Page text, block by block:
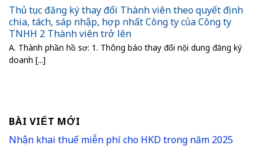
Thủ tục đăng ký thay đổi Thành viên theo quyết định
chia, tách, sáp nhập, hợp nhất Công ty của Công ty
TNHH 2 Thành viên trở lên
A. Thành phần hồ sơ: 1. Thông báo thay đổi nội dung đăng ký
doanh [...]
BÀI VIẾT MỚI
Nhận khai thuế miễn phí cho HKD trong năm 2025